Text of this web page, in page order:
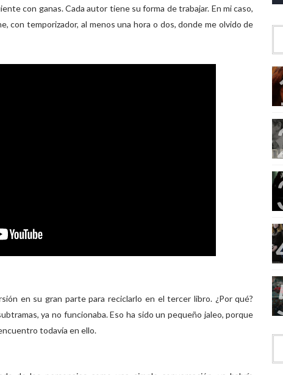
con ganas. Cada autor tiene su forma de trabajar. En mi caso,
con temporizador, al menos una hora o dos, donde me olvido de
en su gran parte para reciclarlo en el tercer libro. ¿Por qué?
ya no funcionaba. Eso ha sido un pequeño jaleo, porque
todavía en ello.